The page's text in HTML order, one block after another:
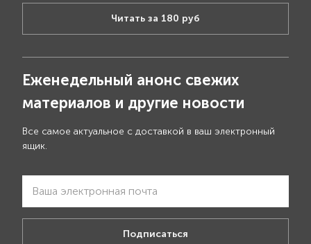
Читать за 180 руб
Еженедельный анонс свежих
материалов и другие новости
Все самое актуальное с доставкой в ваш электронный
ящик.
Подписаться